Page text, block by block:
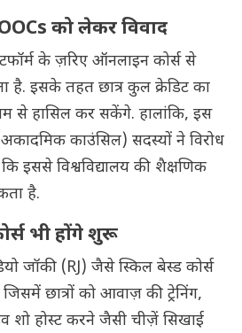
को लेकर विवाद
के ज़रिए ऑनलाइन कोर्स से
है. इसके तहत छात्र कुल क्रेडिट का
से हासिल कर सकेंगे. हालांकि, इस
काउंसिल) सदस्यों ने विरोध
इससे विश्वविद्यालय की शैक्षणिक
है.
भी होंगे शुरू
जॉकी (RJ) जैसे स्किल बेस्ड कोर्स
छात्रों को आवाज़ की ट्रेनिंग,
शो होस्ट करने जैसी चीज़ें सिखाई